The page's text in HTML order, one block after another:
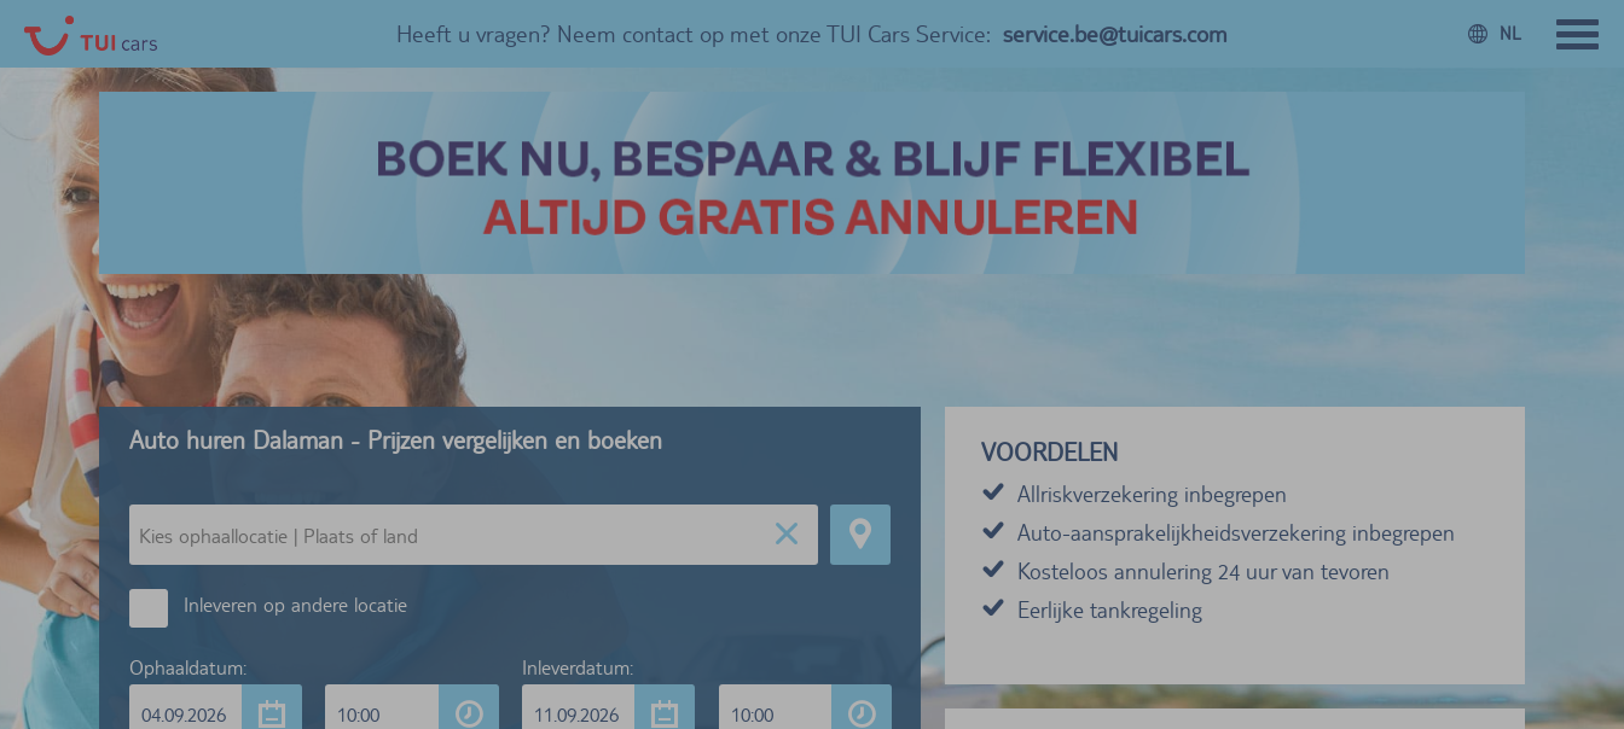
NL
Heeft u vragen? Neem contact op met onze TUI Cars Service: service.be@tuicars.com
Auto huren Dalaman - Prijzen vergelijken en boeken
Inleveren op andere locatie
Ophaaldatum:
04.09.2026
10:00
Inleverdatum:
11.09.2026
10:00
VOORDELEN
Allriskverzekering inbegrepen
Auto-aansprakelijkheidsverzekering inbegrepen
Kosteloos annulering 24 uur van tevoren
Eerlijke tankregeling